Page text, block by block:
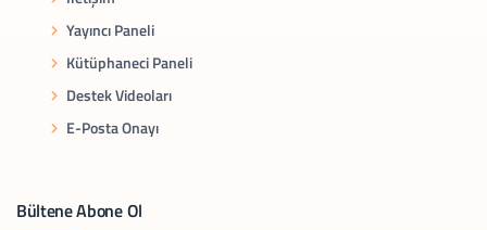
Yayıncı Paneli
Kütüphaneci Paneli
Destek Videoları
E-Posta Onayı
Bültene Abone Ol